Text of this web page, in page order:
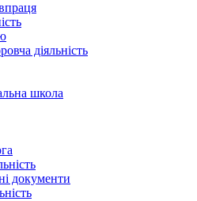
діяльність
школа
документи